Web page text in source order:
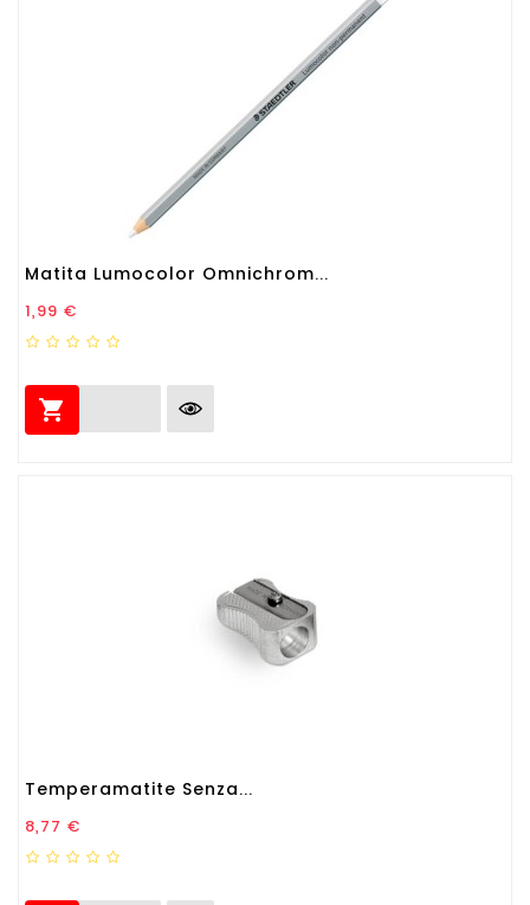
Matita Lumocolor Omnichrom...
Prezzo
1,99 €

Temperamatite Senza...
Prezzo
8,77 €